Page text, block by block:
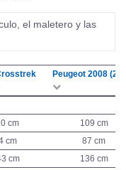
el maletero y las
Peugeot 2008
cm
109 cm
cm
87 cm
cm
136 cm